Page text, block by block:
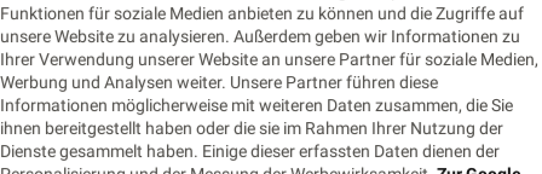
Funktionen für soziale Medien anbieten zu können und die Zugriffe auf
unsere Website zu analysieren. Außerdem geben wir Informationen zu
Ihrer Verwendung unserer Website an unsere Partner für soziale Medien,
Werbung und Analysen weiter. Unsere Partner führen diese
Informationen möglicherweise mit weiteren Daten zusammen, die Sie
ihnen bereitgestellt haben oder die sie im Rahmen Ihrer Nutzung der
Dienste gesammelt haben. Einige dieser erfassten Daten dienen der
0